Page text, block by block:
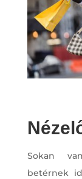
Sokan
betérnek